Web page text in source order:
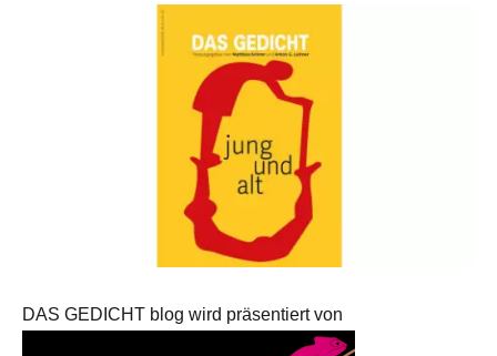
DAS GEDICHT blog wird präsentiert von